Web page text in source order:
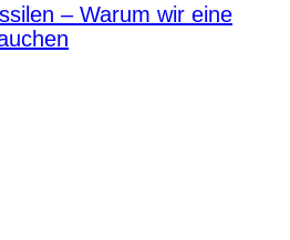
– Warum wir eine